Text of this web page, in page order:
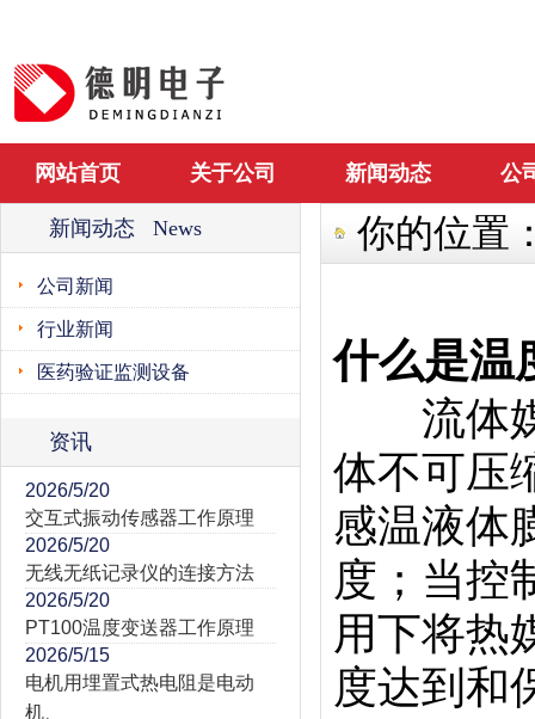
网站首页 关于公司 新闻动态 公
新闻动态 News
公司新闻
行业新闻
医药验证监测设备
资讯
2026/5/20
交互式振动传感器工作原理
2026/5/20
无线无纸记录仪的连接方法
2026/5/20
PT100温度变送器工作原理
2026/5/15
电机用埋置式热电阻是电动
机、
你的位置
什么是温
流体媒
体不可压
感温液体
度；当控
用下将热
度达到和